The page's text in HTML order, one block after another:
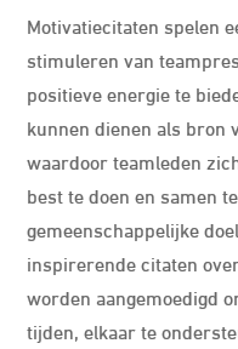
Motivatiecitaten spelen
stimuleren van
positieve energie te
kunnen dienen als bron
waardoor teamleden
best te doen en samen
gemeenschappelijke
inspirerende citaten
worden aangemoedigd
tijden, elkaar te